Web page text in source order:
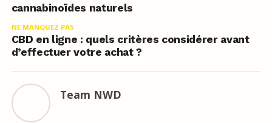
cannabinoïdes naturels
NE MANQUEZ PAS
CBD en ligne : quels critères considérer avant
d’effectuer votre achat ?
Team NWD